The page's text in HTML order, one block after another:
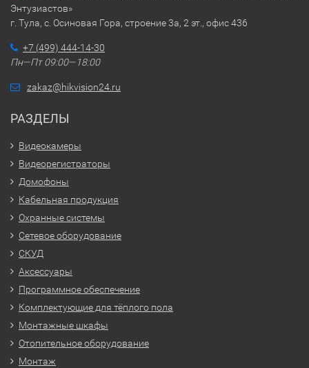
Энтузиастов»
г. Тула, с. Осиновая Гора, строение 3а, 2 эт., офис 436
+7 (499) 444-14-30
Пн—Пт 09:00—18:00
zakaz@hikvision24.ru
РАЗДЕЛЫ
Видеокамеры
Видеорегистраторы
Домофоны
Кабельная продукция
Охранные системы
Сетевое оборудование
СКУД
Аксессуары
Программное обеспечение
Комплектующие для тёплого пола
Монтажные шкафы
Отопительное оборудование
Монтаж